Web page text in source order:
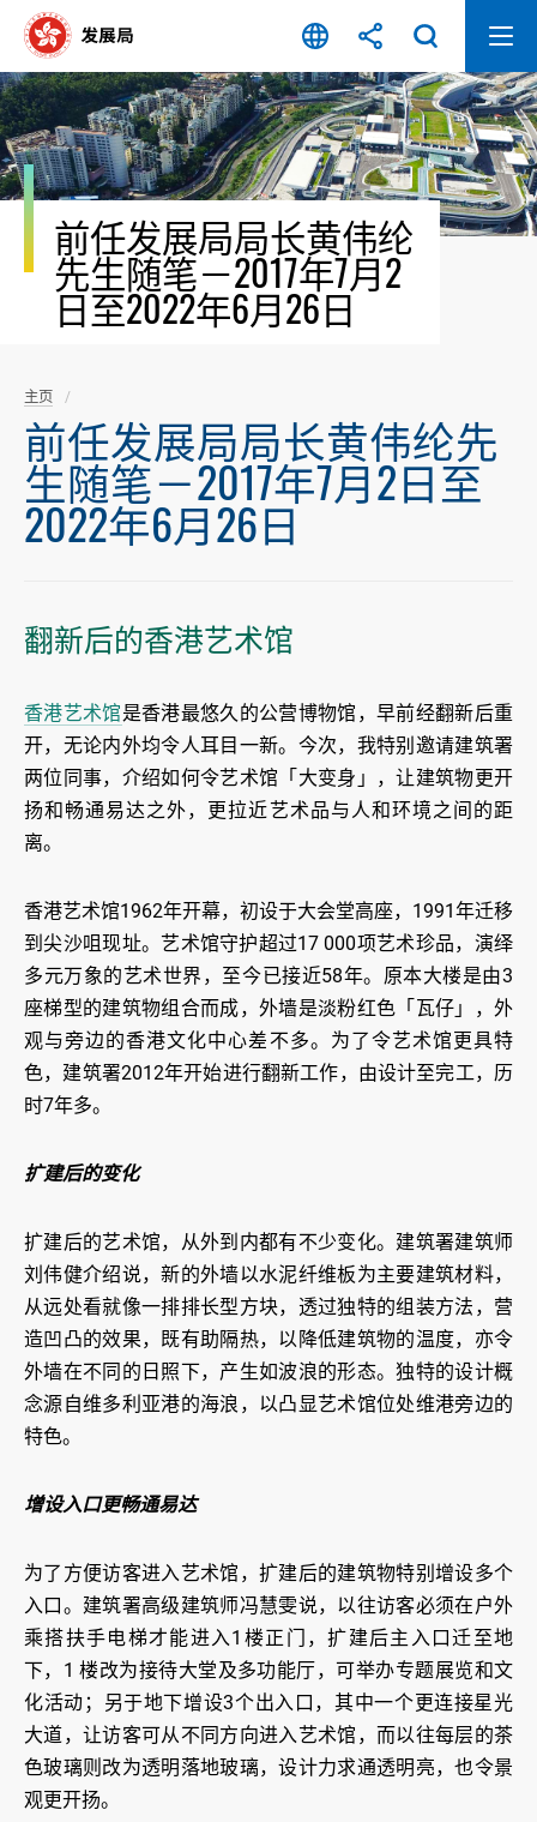
容
开
始
前任发展局局长黄伟纶
先生随笔－2017年7月2
日至2022年6月26日
主页
前任发展局局长黄伟纶先
生随笔－2017年7月2日至
2022年6月26日
翻新后的香港艺术馆
香港艺术馆是香港最悠久的公营博物馆，早前经翻新后重
开，无论内外均令人耳目一新。今次，我特别邀请建筑署
两位同事，介绍如何令艺术馆「大变身」，让建筑物更开
扬和畅通易达之外，更拉近艺术品与人和环境之间的距
离。
香港艺术馆1962年开幕，初设于大会堂高座，1991年迁移
到尖沙咀现址。艺术馆守护超过17 000项艺术珍品，演绎
多元万象的艺术世界，至今已接近58年。原本大楼是由3
座梯型的建筑物组合而成，外墙是淡粉红色「瓦仔」，外
观与旁边的香港文化中心差不多。为了令艺术馆更具特
色，建筑署2012年开始进行翻新工作，由设计至完工，历
时7年多。
扩建后的变化
扩建后的艺术馆，从外到内都有不少变化。建筑署建筑师
刘伟健介绍说，新的外墙以水泥纤维板为主要建筑材料，
从远处看就像一排排长型方块，透过独特的组装方法，营
造凹凸的效果，既有助隔热，以降低建筑物的温度，亦令
外墙在不同的日照下，产生如波浪的形态。独特的设计概
念源自维多利亚港的海浪，以凸显艺术馆位处维港旁边的
特色。
增设入口更畅通易达
为了方便访客进入艺术馆，扩建后的建筑物特别增设多个
入口。建筑署高级建筑师冯慧雯说，以往访客必须在户外
乘搭扶手电梯才能进入1楼正门，扩建后主入口迁至地
下，1 楼改为接待大堂及多功能厅，可举办专题展览和文
化活动；另于地下增设3个出入口，其中一个更连接星光
大道，让访客可从不同方向进入艺术馆，而以往每层的茶
色玻璃则改为透明落地玻璃，设计力求通透明亮，也令景
观更开扬。